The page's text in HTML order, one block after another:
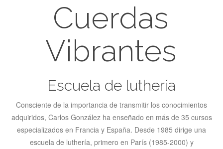
Cuerdas
Vibrantes
Escuela de luthería
Consciente de la importancia de transmitir los conocimientos
adquiridos, Carlos González ha enseñado en más de 35 cursos
especializados en Francia y España. Desde 1985 dirige una
escuela de luthería, primero en París (1985-2000) y